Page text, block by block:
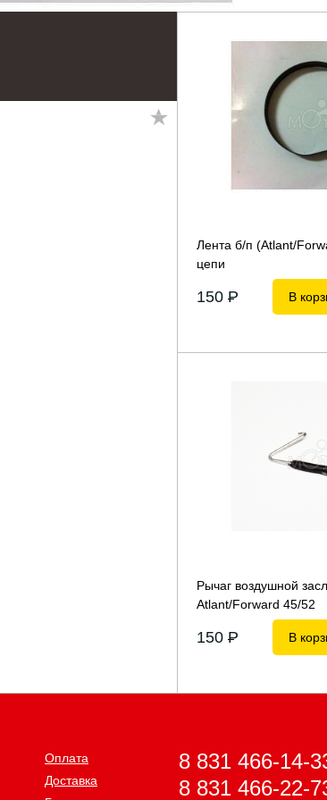
Лента б/п (Atlant/
цепи
150 P В
Рычаг воздушной
Atlant/Forward 45/52
150 P В
Оплата
Доставка
8 831 466-14-
8 831 466-22-